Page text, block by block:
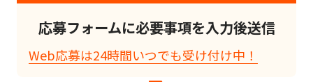
応募フォームに必要事項を入力後送信
Web応募は24時間いつでも受け付け中！